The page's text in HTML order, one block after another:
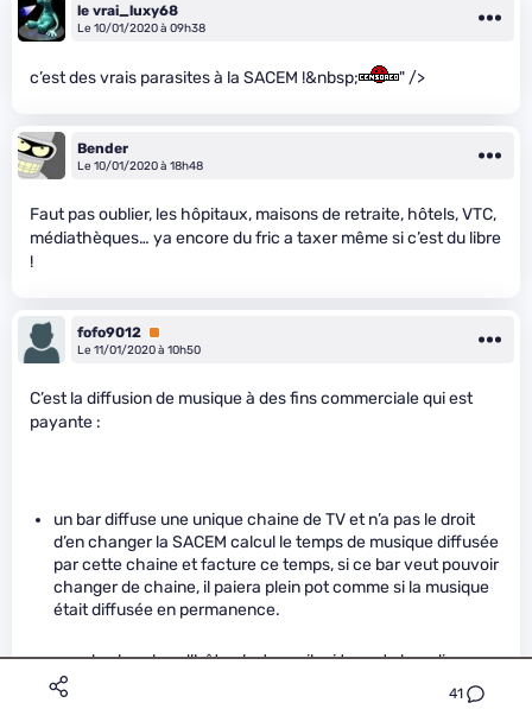
41
le vrai_luxy68
Le 10/01/2020 à 09h38
c’est des vrais parasites à la SACEM !&nbsp; " />
Bender
Le 10/01/2020 à 18h48
Faut pas oublier, les hôpitaux, maisons de retraite, hôtels, VTC,
médiathèques… ya encore du fric a taxer même si c’est du libre
!
fofo9012 Premium
Le 11/01/2020 à 10h50
C’est la diffusion de musique à des fins commerciale qui est
payante :
un bar diffuse une unique chaine de TV et n’a pas le droit
d’en changer la SACEM calcul le temps de musique diffusée
par cette chaine et facture ce temps, si ce bar veut pouvoir
changer de chaine, il paiera plein pot comme si la musique
était diffusée en permanence.
pour la chambre d’hôte c’est pareil , si tu mets la radio
pendant le petit dej tu paieras ce temps à la SACEM.